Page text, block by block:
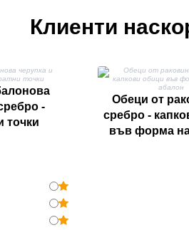
Клиенти
-
точки
Обеци от
сребро -
във форма